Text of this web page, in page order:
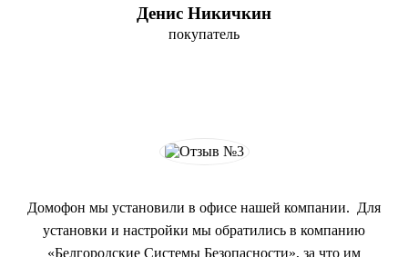
Денис Никичкин
покупатель
Домофон мы установили в офисе нашей компании. Для
установки и настройки мы обратились в компанию
«Белгородские Системы Безопасности», за что им